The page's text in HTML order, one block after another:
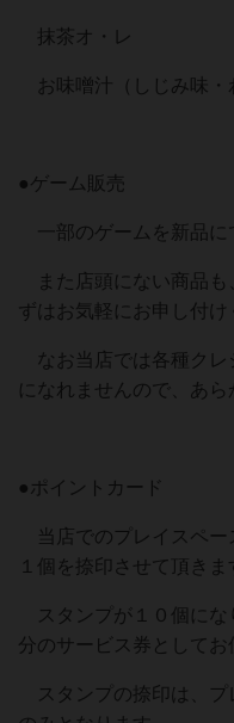
抹茶オ・レ
お味噌汁（しじみ味・
●ゲーム販売
一部のゲームを新品に
また店頭にない商品も
ずはお気軽にお申し付け
なお当店では各種クレ
になれませんので、あら
●ポイントカード
当店でのプレイスペー
１個を捺印させて頂きま
スタンプが１０個にな
分のサービス券としてお
スタンプの捺印は、プ